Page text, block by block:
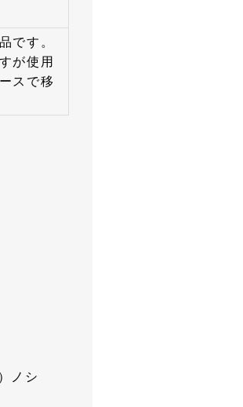
です。
が使用
スで移
ノシ